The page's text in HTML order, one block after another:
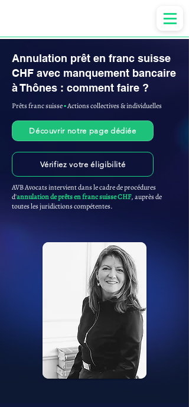
Annulation prêt en franc suisse
CHF avec manquement bancaire
à Thônes : comment faire ?
Prêts franc suisse▪︎Actions collectives & individuelles
Découvrir notre page dédiée
Vérifiez votre éligibilité
AVB Avocats intervient dans le cadre de procédures
d'annulation de prêts en franc suisse CHF, auprès de
toutes les juridictions compétentes.